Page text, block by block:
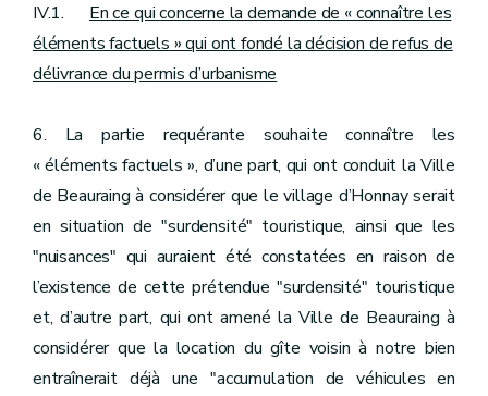
IV.1. En ce qui concerne la demande de « connaître les
éléments factuels » qui ont fondé la décision de refus de
délivrance du permis d’urbanisme
6. La partie requérante souhaite connaître les
« éléments factuels », d’une part, qui ont conduit la Ville
de Beauraing à considérer que le village d’Honnay serait
en situation de "surdensité" touristique, ainsi que les
"nuisances" qui auraient été constatées en raison de
l’existence de cette prétendue "surdensité" touristique
et, d’autre part, qui ont amené la Ville de Beauraing à
considérer que la location du gîte voisin à notre bien
entraînerait déjà une "accumulation de véhicules en